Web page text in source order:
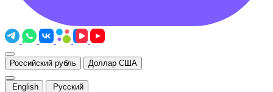
Российский рубль Доллар США
English Русский